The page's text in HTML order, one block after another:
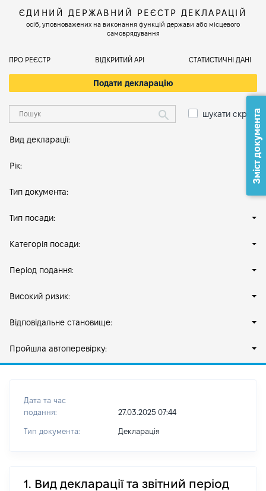
ЄДИНИЙ ДЕРЖАВНИЙ РЕЄСТР ДЕКЛАРАЦІЙ
осіб, уповноважених на виконання функцій держави або місцевого
самоврядування
ПРО РЕЄСТР ВІДКРИТИЙ АРІ СТАТИСТИЧНІ ДАНІ
Подати декларацію
шукати скрізь
Вид декларації:
Рік:
Тип документа:
Тип посади:
Категорія посади:
Період подання:
Високий ризик:
Відповідальне становище:
Пройшла автоперевірку:
Дата та час
подання:
27.03.2025 07:44
Тип документа: Декларація
1. Вид декларації та звітний період
Зміст документа